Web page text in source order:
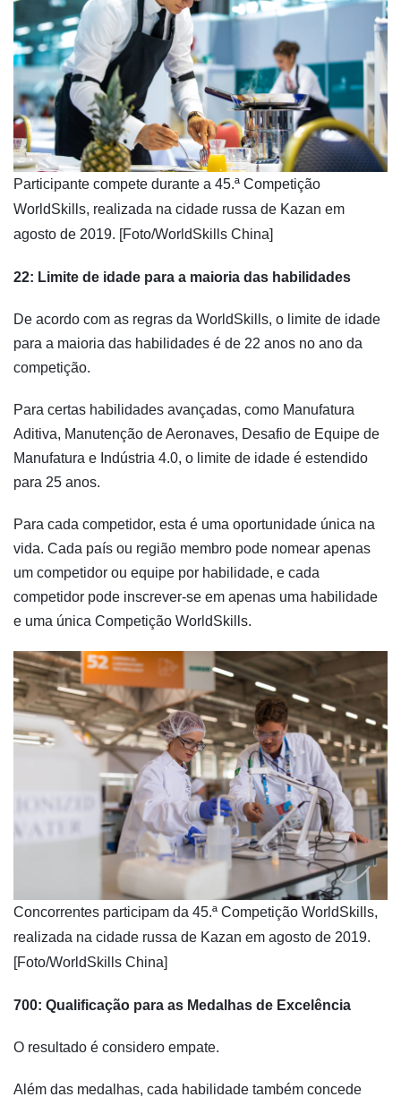
​Participante compete durante a 45.ª Competição
WorldSkills, realizada na cidade russa de Kazan em
agosto de 2019. [Foto/WorldSkills China]
22: Limite de idade para a maioria das habilidades
De acordo com as regras da WorldSkills, o limite de idade
para a maioria das habilidades é de 22 anos no ano da
competição.
Para certas habilidades avançadas, como Manufatura
Aditiva, Manutenção de Aeronaves, Desafio de Equipe de
Manufatura e Indústria 4.0, o limite de idade é estendido
para 25 anos.
Para cada competidor, esta é uma oportunidade única na
vida. Cada país ou região membro pode nomear apenas
um competidor ou equipe por habilidade, e cada
competidor pode inscrever-se em apenas uma habilidade
e uma única Competição WorldSkills.
​Concorrentes participam da 45.ª Competição WorldSkills,
realizada na cidade russa de Kazan em agosto de 2019.
[Foto/WorldSkills China]
700: Qualificação para as Medalhas de Excelência
O resultado é considero empate.
Além das medalhas, cada habilidade também concede